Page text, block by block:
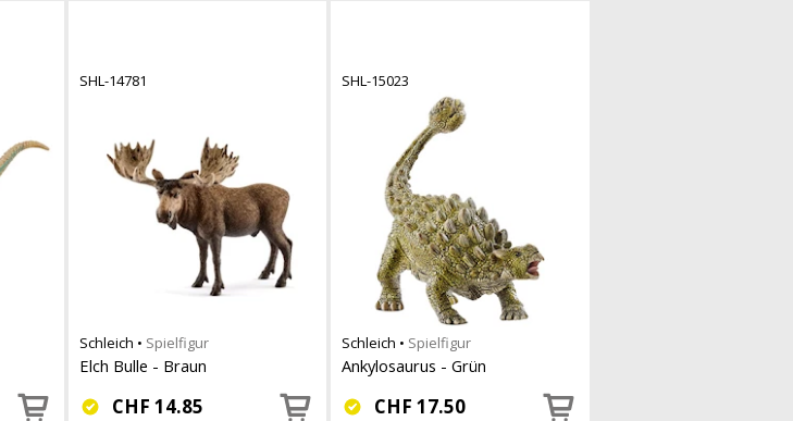
SHL-14781
Schleich • Spielfigur
Elch Bulle - Braun
CHF 14.85
SHL-15023
Schleich • Spielfigur
Ankylosaurus - Grün
CHF 17.50